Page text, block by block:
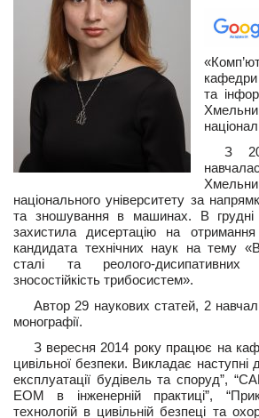
та
З
національного університету за
та зношування в машинах. В грудні
захистила дисертацію на отримання
кандидата технічних наук на тему
сталі та реолого-дисипативних
зносостійкість трибосистем».
Автор 29 наукових статей, 2
монографії.
З вересня 2014 року працює на
цивільної безпеки. Викладає наступні
експлуатації будівель та споруд”,
ЕОМ в інженерній практиці”,
технологій в цивільній безпеці та